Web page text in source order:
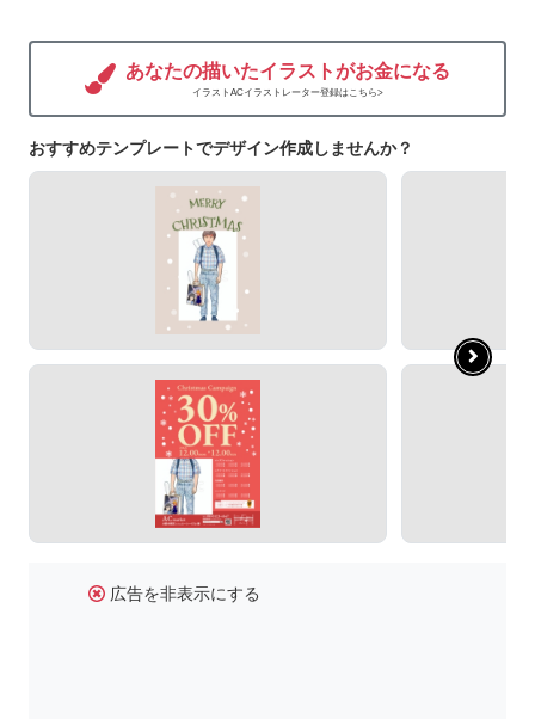
あなたの描いたイラストがお金になる
イラストACイラストレーター登録はこちら>
おすすめテンプレートでデザイン作成しませんか？
広告を非表示にする